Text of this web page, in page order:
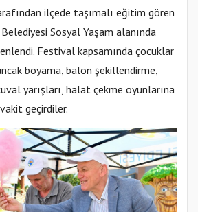
ilçede taşımalı eğitim gören
Sosyal Yaşam alanında
Festival kapsamında çocuklar
boyama, balon şekillendirme,
yarışları, halat çekme oyunlarına
geçirdiler.